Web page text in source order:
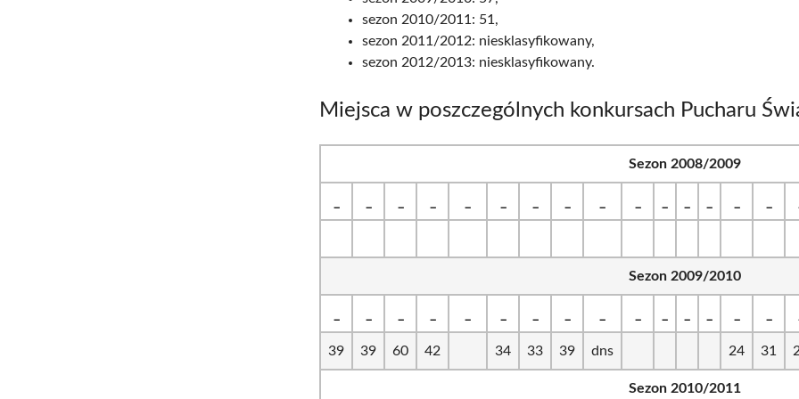
sezon 2010/2011: 51,
sezon 2011/2012: niesklasyfikowany,
sezon 2012/2013: niesklasyfikowany.
Miejsca w poszczególnych konkursach Pucharu
Sezon 2008/2009
Sezon 2009/2010
39 39 60 42 34 33 39 dns 24 31
Sezon 2010/2011